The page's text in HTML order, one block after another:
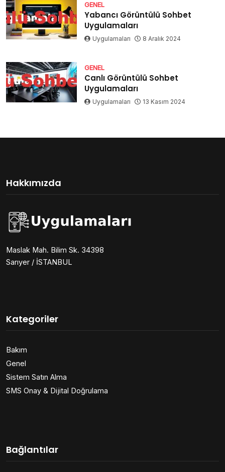
GENEL
Yabancı Görüntülü Sohbet
Uygulamaları
Uygulamaları 8 Aralık 2024
GENEL
Canlı Görüntülü Sohbet
Uygulamaları
Uygulamaları 13 Kasım 2024
Hakkımızda
Maslak Mah. Bilim Sk. 34398
Sarıyer / İSTANBUL
Kategoriler
Bakım
Genel
Sistem Satın Alma
SMS Onay & Dijital Doğrulama
Bağlantılar